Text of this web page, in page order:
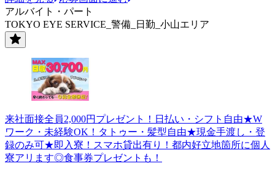
アルバイト・パート
TOKYO EYE SERVICE_警備_日勤_小山エリア
来社面接全員2,000円プレゼント！日払い・シフト自由★W
ワーク・未経験OK！タトゥー・髪型自由★現金手渡し・登
録のみ可★即入寮！スマホ貸出有り！都内好立地箇所に個人
寮アリます◎食事券プレゼントも！